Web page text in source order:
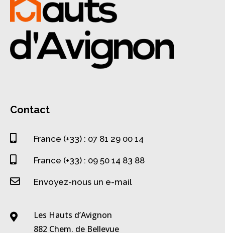
Contact
 France (+33) : 07 81 29 00 14
 France (+33) : 09 50 14 83 88
 Envoyez-nous un e-mail

Les Hauts d’Avignon
882 Chem. de Bellevue